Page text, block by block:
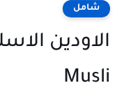
شامل
الاودين
Musli